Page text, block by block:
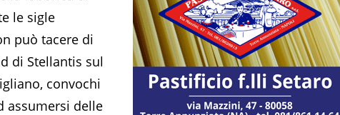
le sigle
può tacere di
di Stellantis sul
convochi
assumersi delle